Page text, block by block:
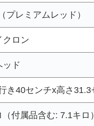
プレミアムレッド）
クロン
ッド
き40センチx高さ31.3
付属品含む: 7.1キロ）